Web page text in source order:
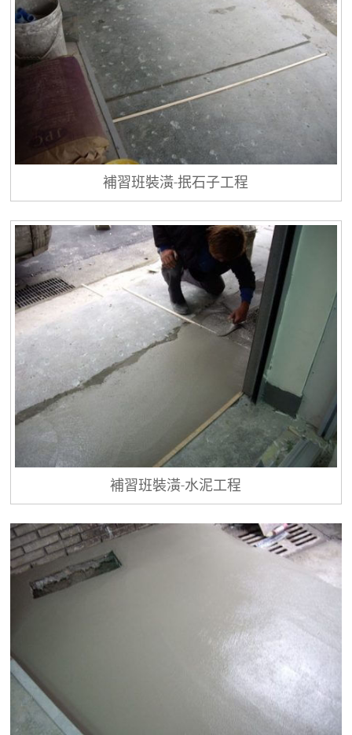
補習班裝潢-抿石子工程
補習班裝潢-水泥工程